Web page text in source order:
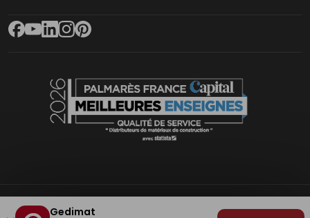
Plan du siteMentions légales Déclaration d'accessibilité
Gedimat